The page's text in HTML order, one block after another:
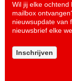
Wil jij elke
mailbox
nieuwsupdate van
nieuwsbrief elke
Inschrijven